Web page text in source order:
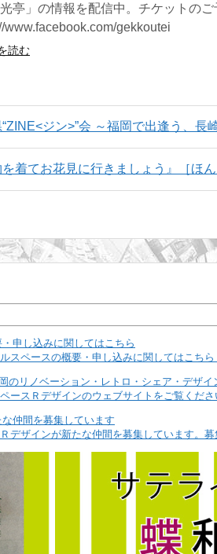
光亭」の情報を配信中。チケットの
www.facebook.com/gekkoutei
読む
“ZINE<ジン>”会 ～福岡で出逢う、長
を着てお花見に行きましょう』［ほ
スペースの概要・申し込みに関してはこちら
ースＲデザインのウェブサイトをご覧くだ
デザインが新たな仲間を募集しています。